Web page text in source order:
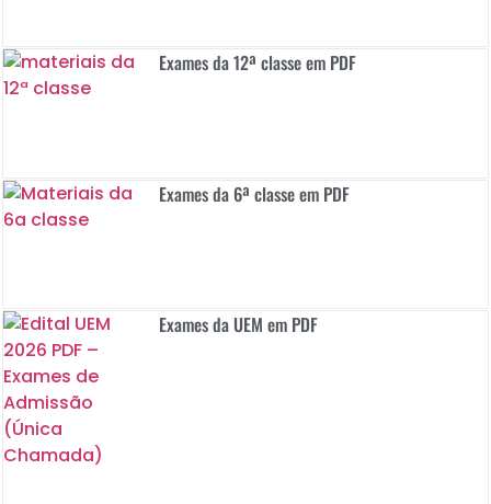
Exames da 12ª classe em PDF
Exames da 6ª classe em PDF
Exames da UEM em PDF